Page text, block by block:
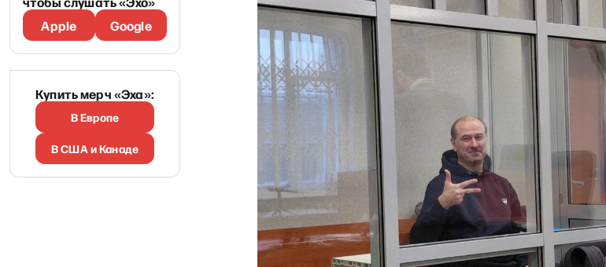
Apple
Google
Купить мерч «Эха»:
В Европе
В США и Канаде